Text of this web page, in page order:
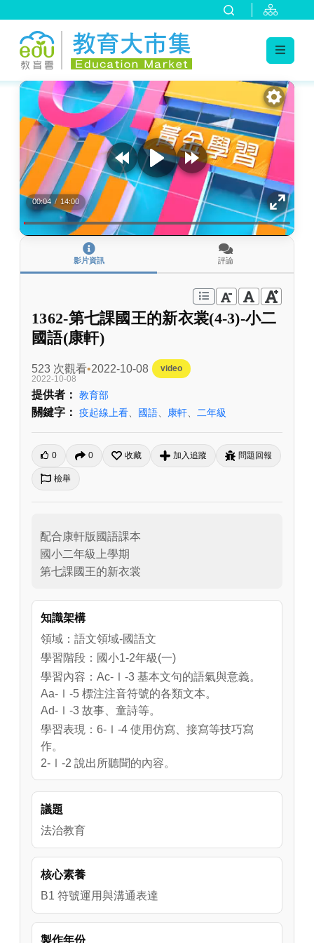
:::
00:04 / 14:00
影片資訊 評論
1362-第七課國王的新衣裳(4-3)-小二
國語(康軒)
523 次觀看 2022-10-08
video
2022-10-08
提供者： 教育部
關鍵字： 疫起線上看 國語 康軒 二年級
0 0 收藏 加入追蹤 問題回報
檢舉
配合康軒版國語課本
國小二年級上學期
第七課國王的新衣裳
知識架構
領域：語文領域-國語文
學習階段：國小1-2年級(一)
學習內容：Ac-Ⅰ-3 基本文句的語氣與意義。
Aa-Ⅰ-5 標注注音符號的各類文本。
Ad-Ⅰ-3 故事、童詩等。
學習表現：6-Ⅰ-4 使用仿寫、接寫等技巧寫
作。
2-Ⅰ-2 說出所聽聞的內容。
1-Ⅰ-3 能理解話語、詩歌、故事的訊息，有適
5-Ⅰ-7 運用簡單的預測、推論等策略，找出句
子和段落明示的因果關係，理解文本內容。
議題
法治教育
核心素養
B1 符號運用與溝通表達
製作年份